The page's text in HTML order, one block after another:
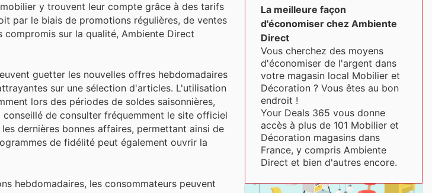
y trouvent leur compte grâce à des tarifs
par le biais de promotions régulières, de ventes
sur la qualité, Ambiente Direct
guetter les nouvelles offres hebdomadaires
sur une sélection d'articles. L'utilisation
lors des périodes de soldes saisonnières,
de consulter fréquemment le site officiel
dernières bonnes affaires, permettant ainsi de
de fidélité peut également ouvrir la
hebdomadaires, les consommateurs peuvent
La meilleure façon
d'économiser chez Ambiente
Direct
Vous cherchez des moyens
d'économiser de l'argent dans
votre magasin local Mobilier et
Décoration ? Vous êtes au bon
endroit !
Your Deals 365 vous donne
accès à plus de 101 Mobilier et
Décoration magasins dans
France, y compris Ambiente
Direct et bien d'autres encore.